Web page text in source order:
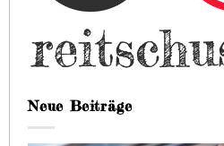
Neue Beiträge